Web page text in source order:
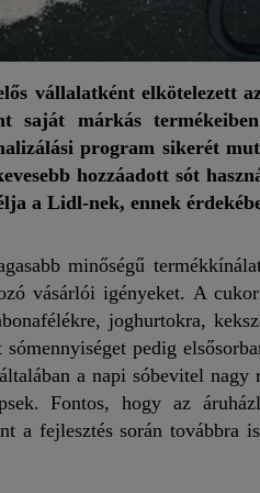
vállalatként elkötelezett
saját márkás
program sikerét
hozzáadott sót
a Lidl-nek, ennek
minőségű
vásárlói igényeket. A
joghurtokra,
pedig
a napi sóbevitel
Fontos, hogy az
a fejlesztés során továbbra